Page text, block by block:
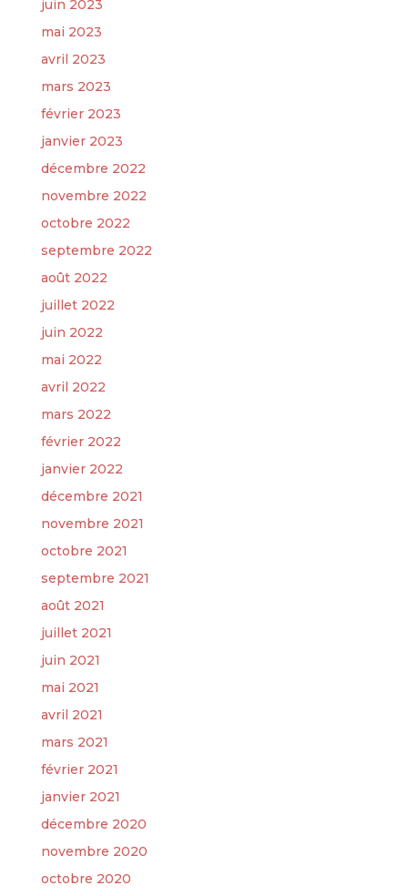
juin 2023
mai 2023
avril 2023
mars 2023
février 2023
janvier 2023
décembre 2022
novembre 2022
octobre 2022
septembre 2022
août 2022
juillet 2022
juin 2022
mai 2022
avril 2022
mars 2022
février 2022
janvier 2022
décembre 2021
novembre 2021
octobre 2021
septembre 2021
août 2021
juillet 2021
juin 2021
mai 2021
avril 2021
mars 2021
février 2021
janvier 2021
décembre 2020
novembre 2020
octobre 2020